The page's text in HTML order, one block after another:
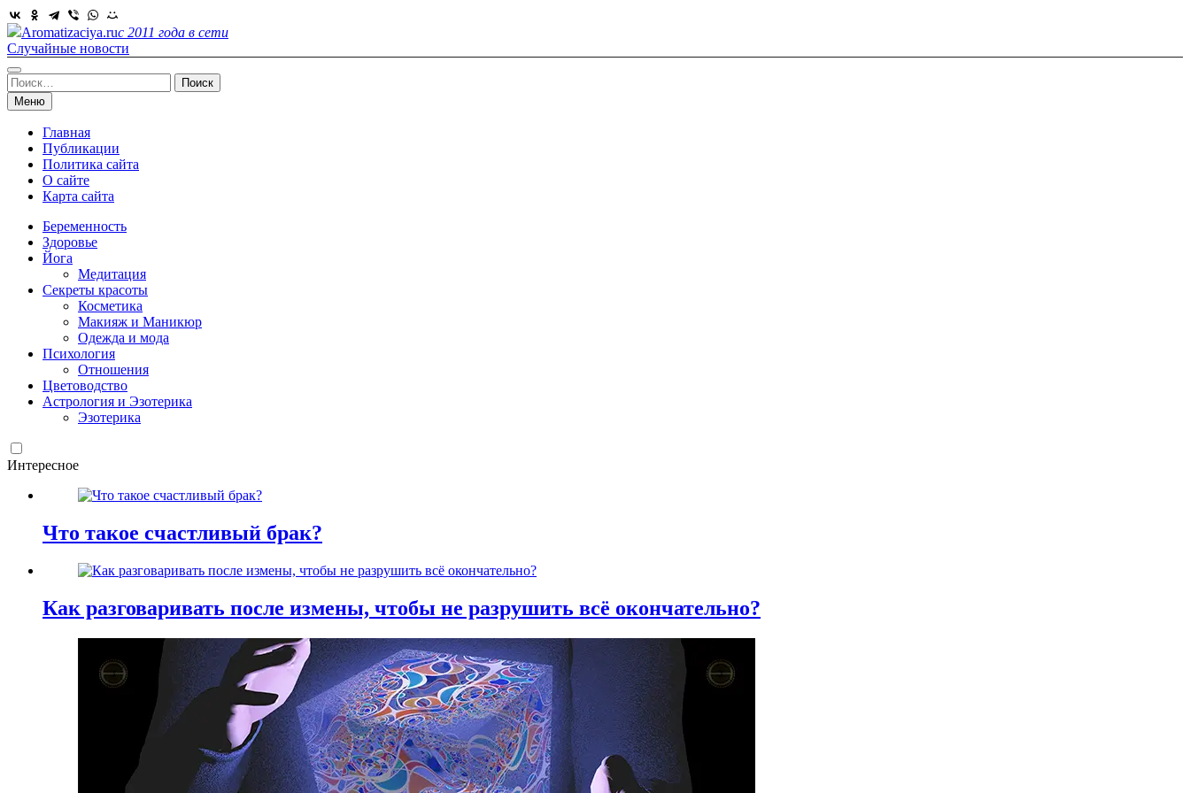
Skip
to
content
Aromatizaciya.ruс 2011 года в сети
Случайные новости
Найти:
Меню
Главная
Публикации
Политика сайта
О сайте
Карта сайта
Беременность
Здоровье
Йога
Медитация
Секреты красоты
Косметика
Макияж и Маникюр
Одежда и мода
Психология
Отношения
Цветоводство
Астрология и Эзотерика
Эзотерика
Интересное
Что такое счастливый брак?
Как разговаривать после измены, чтобы не разрушить всё окончательно?